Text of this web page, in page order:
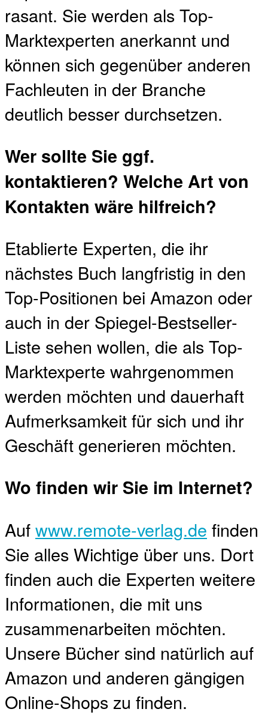
rasant. Sie werden als Top-
Marktexperten anerkannt und
können sich gegenüber anderen
Fachleuten in der Branche
deutlich besser durchsetzen.
Wer sollte Sie ggf.
kontaktieren? Welche Art von
Kontakten wäre hilfreich?
Etablierte Experten, die ihr
nächstes Buch langfristig in den
Top-Positionen bei Amazon oder
auch in der Spiegel-Bestseller-
Liste sehen wollen, die als Top-
Marktexperte wahrgenommen
werden möchten und dauerhaft
Aufmerksamkeit für sich und ihr
Geschäft generieren möchten.
Wo finden wir Sie im Internet?
Aufwww.remote-verlag.de finden
Sie alles Wichtige über uns. Dort
finden auch die Experten weitere
Informationen, die mit uns
zusammenarbeiten möchten.
Unsere Bücher sind natürlich auf
Amazon und anderen gängigen
Online-Shops zu finden.